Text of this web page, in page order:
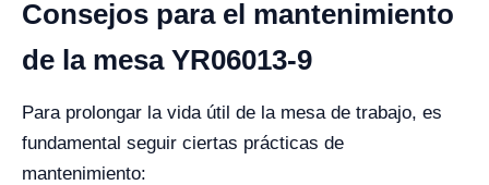
Consejos para el mantenimiento
de la mesa YR06013-9
Para prolongar la vida útil de la mesa de trabajo, es
fundamental seguir ciertas prácticas de
mantenimiento: